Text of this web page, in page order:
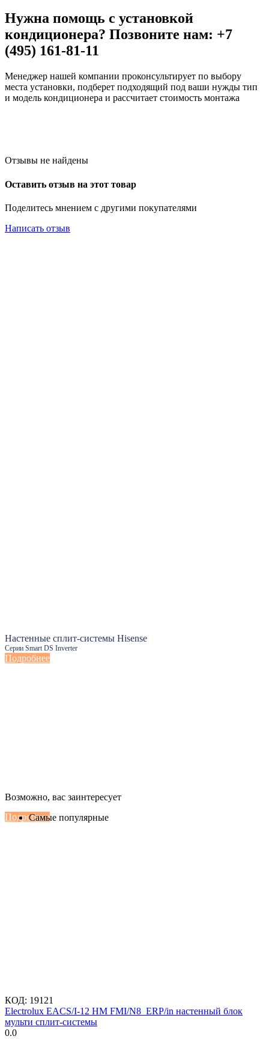
Нужна помощь с установкой
кондиционера? Позвоните нам: +7
(495) 161-81-11
Менеджер нашей компании проконсультирует по выбору
места установки, подберет подходящий под ваши нужды тип
и модель кондиционера и рассчитает стоимость монтажа
Отзывы не найдены
Оставить отзыв на этот товар
Поделитесь мнением с другими покупателями
Написать отзыв
Настенные сплит-системы Hisense
Серии Smart DS Inverter
Подробнее
Настенные сплит-системы Haier
Подробнее
Возможно, вас заинтересует
Самые популярные
КОД: 19121
Electrolux EACS/I-12 HM FMI/N8_ERP/in настенный блок
мульти сплит-системы
0.0